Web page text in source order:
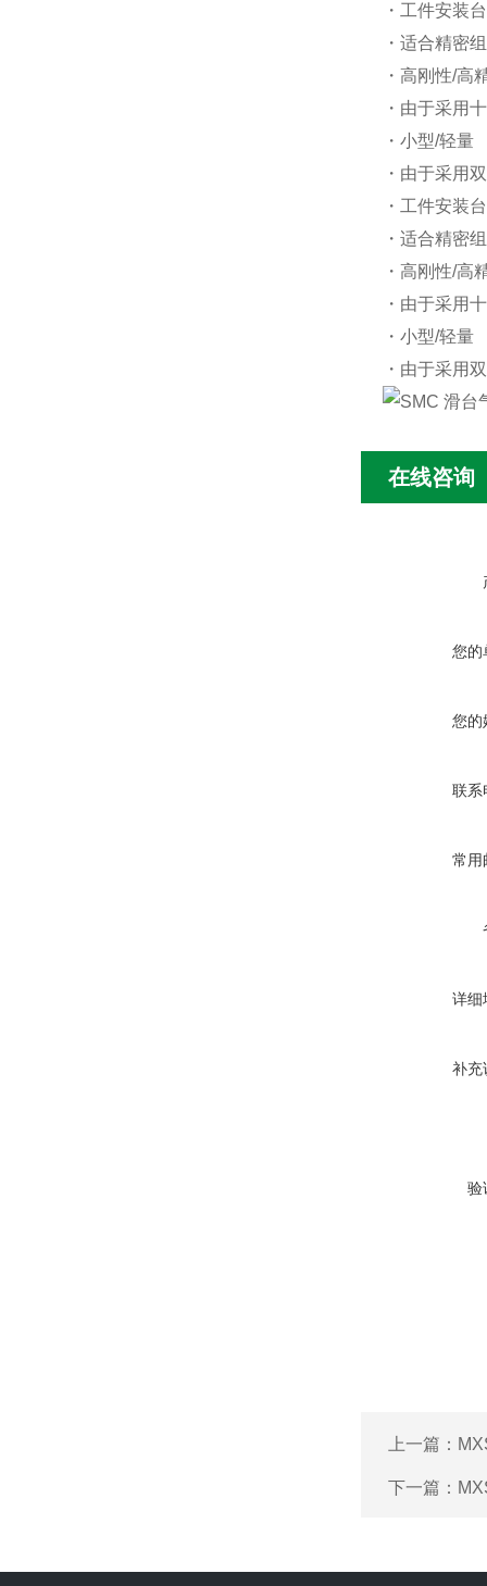
・工件安装
・适合精密
・高刚性/高
・由于采用
・小型/轻量
・由于采用
・工件安装
・适合精密
・高刚性/高
・由于采用
・小型/轻量
・由于采用
在线咨询
您的
您的
联系
常用
详细
补充
验
上一篇：
下一篇：